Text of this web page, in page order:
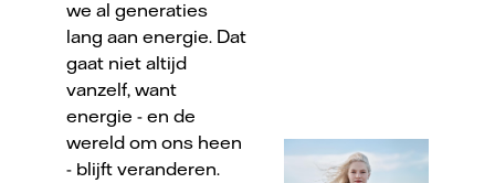
we al generaties
lang aan energie. Dat
gaat niet altijd
vanzelf, want
energie - en de
wereld om ons heen
- blijft veranderen.